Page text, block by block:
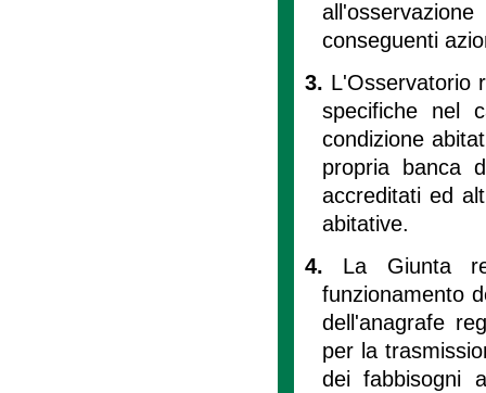
conseguenti
3. L'Osservatorio
specifiche nel
condizione
propria banca
accreditati ed
abitative.
4. La Giunta
funzionamento
dell'anagrafe
per la
dei fabbisogni